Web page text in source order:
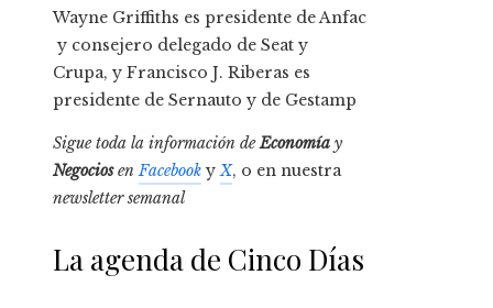
Wayne Griffiths es presidente de Anfac
y consejero delegado de Seat y
Crupa, y Francisco J. Riberas es
presidente de Sernauto y de Gestamp
Sigue toda la información deEconomía y
NegociosenFacebook yX, o en nuestra
newsletter semanal
La agenda de Cinco Días